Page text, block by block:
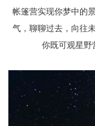
帐篷营实现你梦中的
气，聊聊过去，向往
你既可观星野